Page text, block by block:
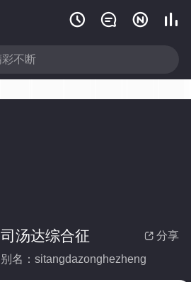
   
 分享
司汤达综合征
别名：sitangdazonghezheng